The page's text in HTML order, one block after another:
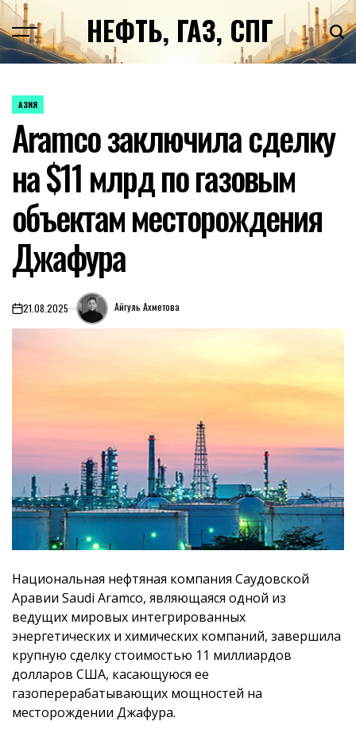
Перейти
к
содержимомуНЕФТЬ, ГАЗ, СПГ
ОПУБЛИКОВАНО
АЗИЯ
Aramco заключила сделку
на $11 млрд по газовым
объектам месторождения
Джафура
on21.08.2025 Айгуль Ахметова
Национальная нефтяная компания Саудовской
Аравии Saudi Aramco, являющаяся одной из
ведущих мировых интегрированных
энергетических и химических компаний, завершила
крупную сделку стоимостью 11 миллиардов
долларов США, касающуюся ее
газоперерабатывающих мощностей на
месторождении Джафура.